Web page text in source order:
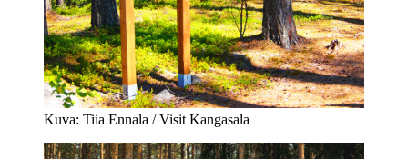
Kuva: Tiia Ennala / Visit Kangasala